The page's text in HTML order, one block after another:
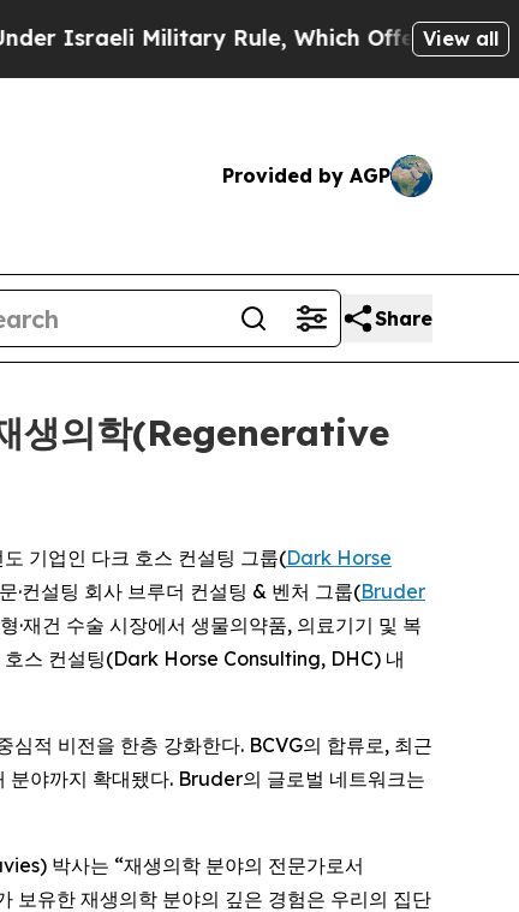
Military Rule, Which Offers Them few, if
View all
Provided by AGP
Share
생의학(Regenerative
기업인 다크 호스 컨설팅 그룹(Dark Horse
·컨설팅 회사 브루더 컨설팅 & 벤처 그룹(Bruder
재건 수술 시장에서 생물의약품, 의료기기 및 복
호스 컨설팅(Dark Horse Consulting, DHC) 내
적 비전을 한층 강화한다. BCVG의 합류로, 최근
분야까지 확대됐다. Bruder의 글로벌 네트워크는
박사는 “재생의학 분야의 전문가로서
보유한 재생의학 분야의 깊은 경험은 우리의 집단